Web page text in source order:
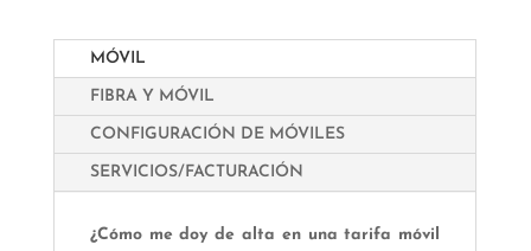
MÓVIL
FIBRA Y MÓVIL
CONFIGURACIÓN DE MÓVILES
SERVICIOS/FACTURACIÓN
¿Cómo me doy de alta en una tarifa móvil